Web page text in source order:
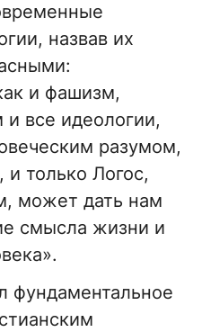
назвав их
и фашизм,
все идеологии,
разумом,
только Логос,
может дать нам
смысла жизни и
фундаментальное